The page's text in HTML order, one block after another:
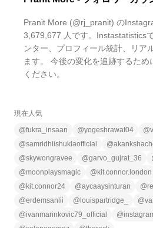
Pranit More (@rj_pranit) の
3,679,677 人です。Instastatistics
ンター、プロフィール統計、リア
ます。 今後の変化を追跡するため
ください。
現在人気
@fukra_insaan @yogeshrawat04 @
@samridhiishuklaofficial @
@skywongravee @garvo_gujrat_36
@moonplaysmagic @ kit.connor.london
@ kit.connor24 @aycaaysinturan @
@erdemsanlii @ louispartridge_ @
@ivanmarinkovic79_official @